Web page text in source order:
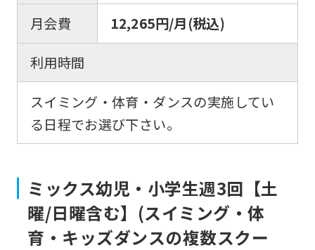
月会費
12,265円/月(税込)
利用時間
スイミング・体育・ダンスの実施してい
る日程でお選び下さい。
ミックス幼児・小学生週3回【土
曜/日曜含む】(スイミング・体
育・キッズダンスの複数スクー
translation)
to
to
the
top
page.
if
you
use